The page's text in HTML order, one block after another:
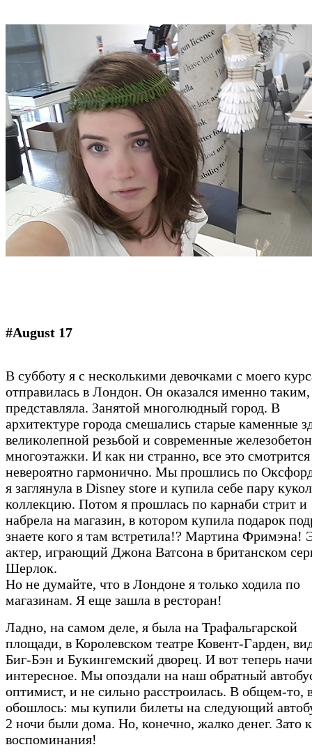
#August 17
В субботу я с несколькими девочками с моего
отправилась в Лондон. Он оказался именно таким,
представляла. Занятой многолюдный город. В
архитектуре города смешались старые каменные
великолепной резьбой и современные
многоэтажки. И как ни странно, все это смотрится
невероятно гармонично. Мы прошлись по
я заглянула в Disney store и купила себе пару
коллекцию. Потом я прошлась по карнаби стрит и
набрела на магазин, в котором купила подарок
знаете кого я там встретила!? Мартина Фримэна!
актер, играющий Джона Ватсона в британском
Шерлок.
Но не думайте, что в Лондоне я только ходила по
магазинам. Я еще зашла в ресторан!
Ладно, на самом деле, я была на Трафальгарской
площади, в Королевском театре Ковент-Гарден,
Биг-Бэн и Букингемский дворец. И вот теперь
интересное. Мы опоздали на наш обратный
оптимист, и не сильно расстроилась. В общем-то,
обошлось: мы купили билеты на следующий
2 ночи были дома. Но, конечно, жалко денег. Зато
воспоминания!